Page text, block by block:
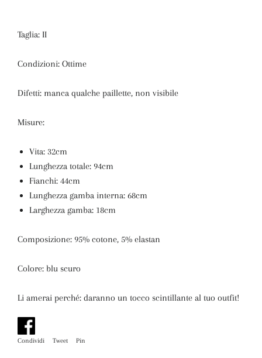
Taglia: II
Condizioni: Ottime
Difetti: manca qualche paillette, non visibile
Misure:
Vita: 32cm
Lunghezza totale: 94cm
Fianchi: 44cm
Lunghezza gamba interna: 68cm
Larghezza gamba: 18cm
Composizione: 95% cotone, 5% elastan
Colore: blu scuro
Li amerai perché: daranno un tocco scintillante al tuo outfit!
Condividi
Condividi
Tweet
Twitta
Pin